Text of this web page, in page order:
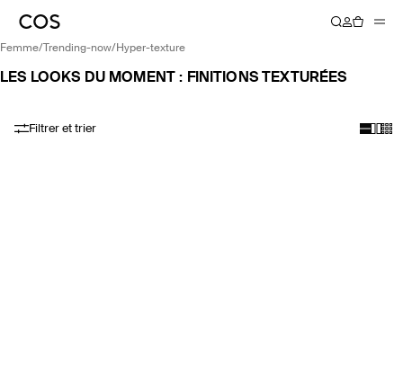
femme/ trending-now/ hyper-texture
LES LOOKS DU MOMENT : FINITIONS TEXTURÉES
Filtrer et trier